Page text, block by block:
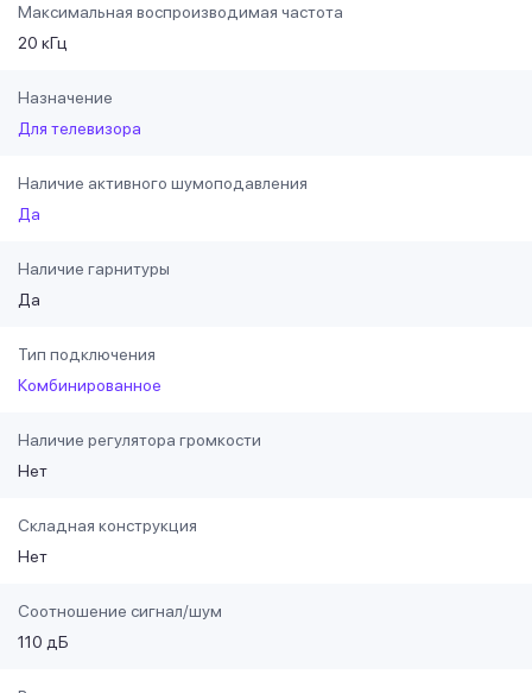
Максимальная воспроизводимая частота
20 кГц
Назначение
Для телевизора
Наличие активного шумоподавления
Да
Наличие гарнитуры
Да
Тип подключения
Комбинированное
Наличие регулятора громкости
Нет
Складная конструкция
Нет
Соотношение сигнал/шум
110 дБ